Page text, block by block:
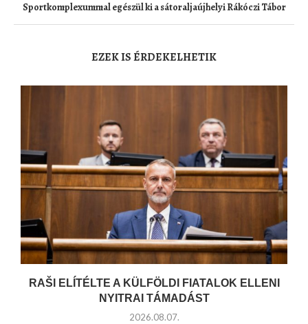
Sportkomplexummal egészül ki a sátoraljaújhelyi Rákóczi Tábor
EZEK IS ÉRDEKELHETIK
RAŠI ELÍTÉLTE A KÜLFÖLDI FIATALOK ELLENI
NYITRAI TÁMADÁST
2026.08.07.